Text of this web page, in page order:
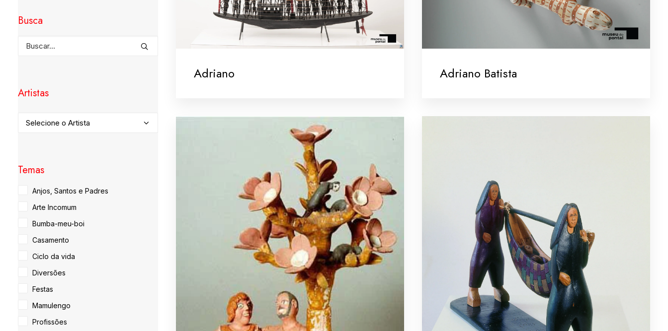
Busca
Artistas
Temas
Anjos, Santos e Padres
Arte Incomum
Bumba-meu-boi
Casamento
Ciclo da vida
Diversões
Festas
Mamulengo
Profissões
Adriano Adriano Batista